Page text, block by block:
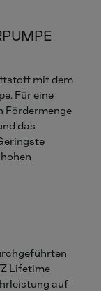
mit dem
Für eine
Fördermenge
das
Lifetime
auf